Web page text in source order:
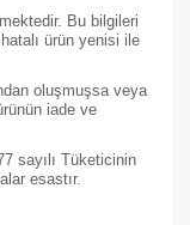
Bu bilgileri
ürün yenisi ile
oluşmuşsa veya
iade ve
sayılı Tüketicinin
esastır.